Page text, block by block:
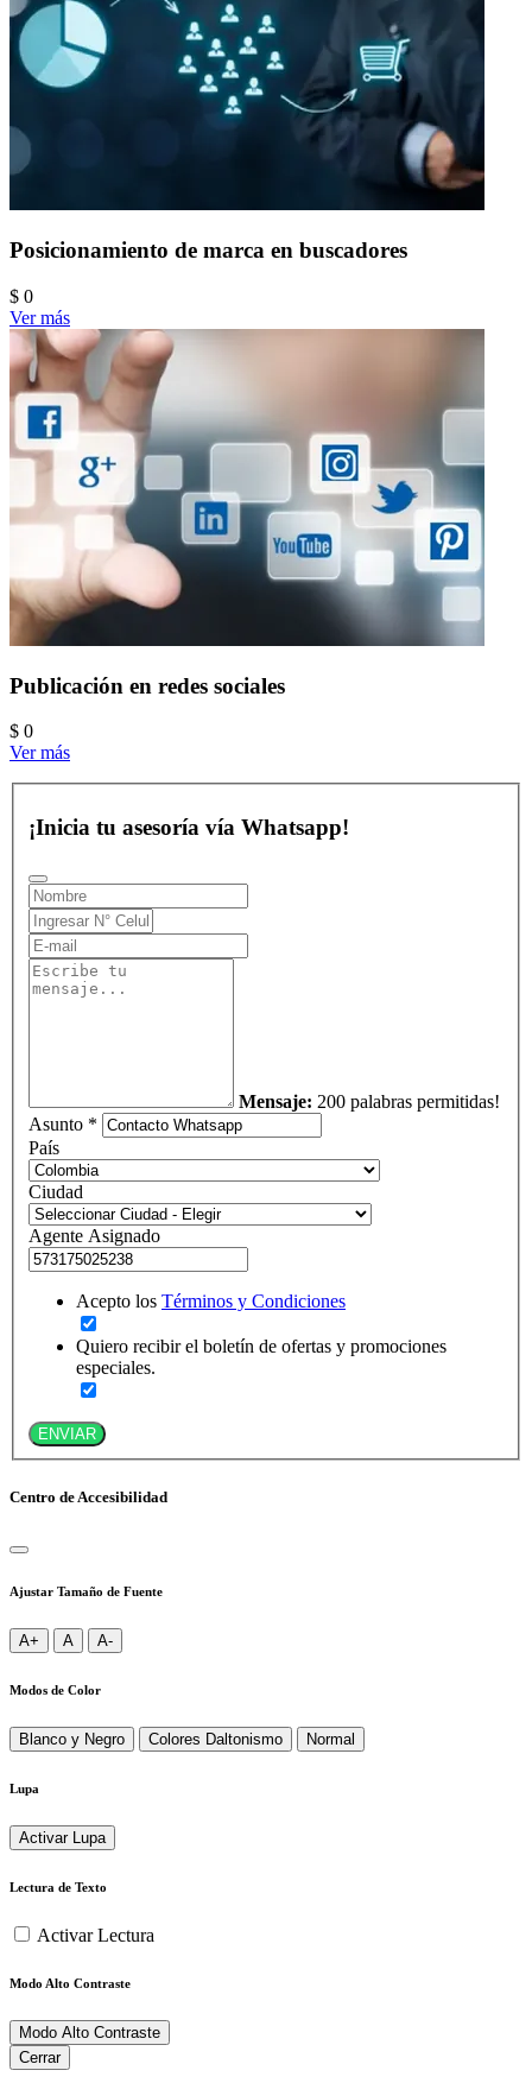
Posicionamiento de marca en buscadores
$ 0
Ver más
Publicación en redes sociales
$ 0
Ver más
¡Inicia tu asesoría vía Whatsapp!
Mensaje: 200 palabras permitidas!
Asunto *
País
Ciudad
Agente Asignado
Acepto los Términos y Condiciones
Quiero recibir el boletín de ofertas y promociones
especiales.
ENVIAR
Centro de Accesibilidad
Ajustar Tamaño de Fuente
A+ A A-
Modos de Color
Blanco y Negro Colores Daltonismo Normal
Lupa
Activar Lupa
Lectura de Texto
Activar Lectura
Modo Alto Contraste
Modo Alto Contraste
Cerrar